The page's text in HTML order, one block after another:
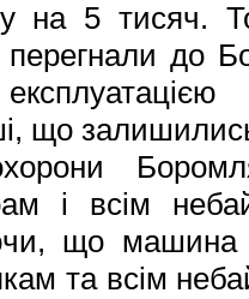
на 5 тисяч.
перегнали до
що
і всім
що машина
та всім